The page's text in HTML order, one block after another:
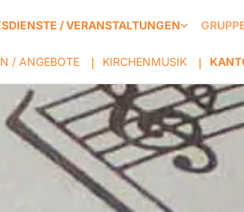
/ VERANSTALTUNGEN
/ ANGEBOTE | KIRCHENMUSIK |